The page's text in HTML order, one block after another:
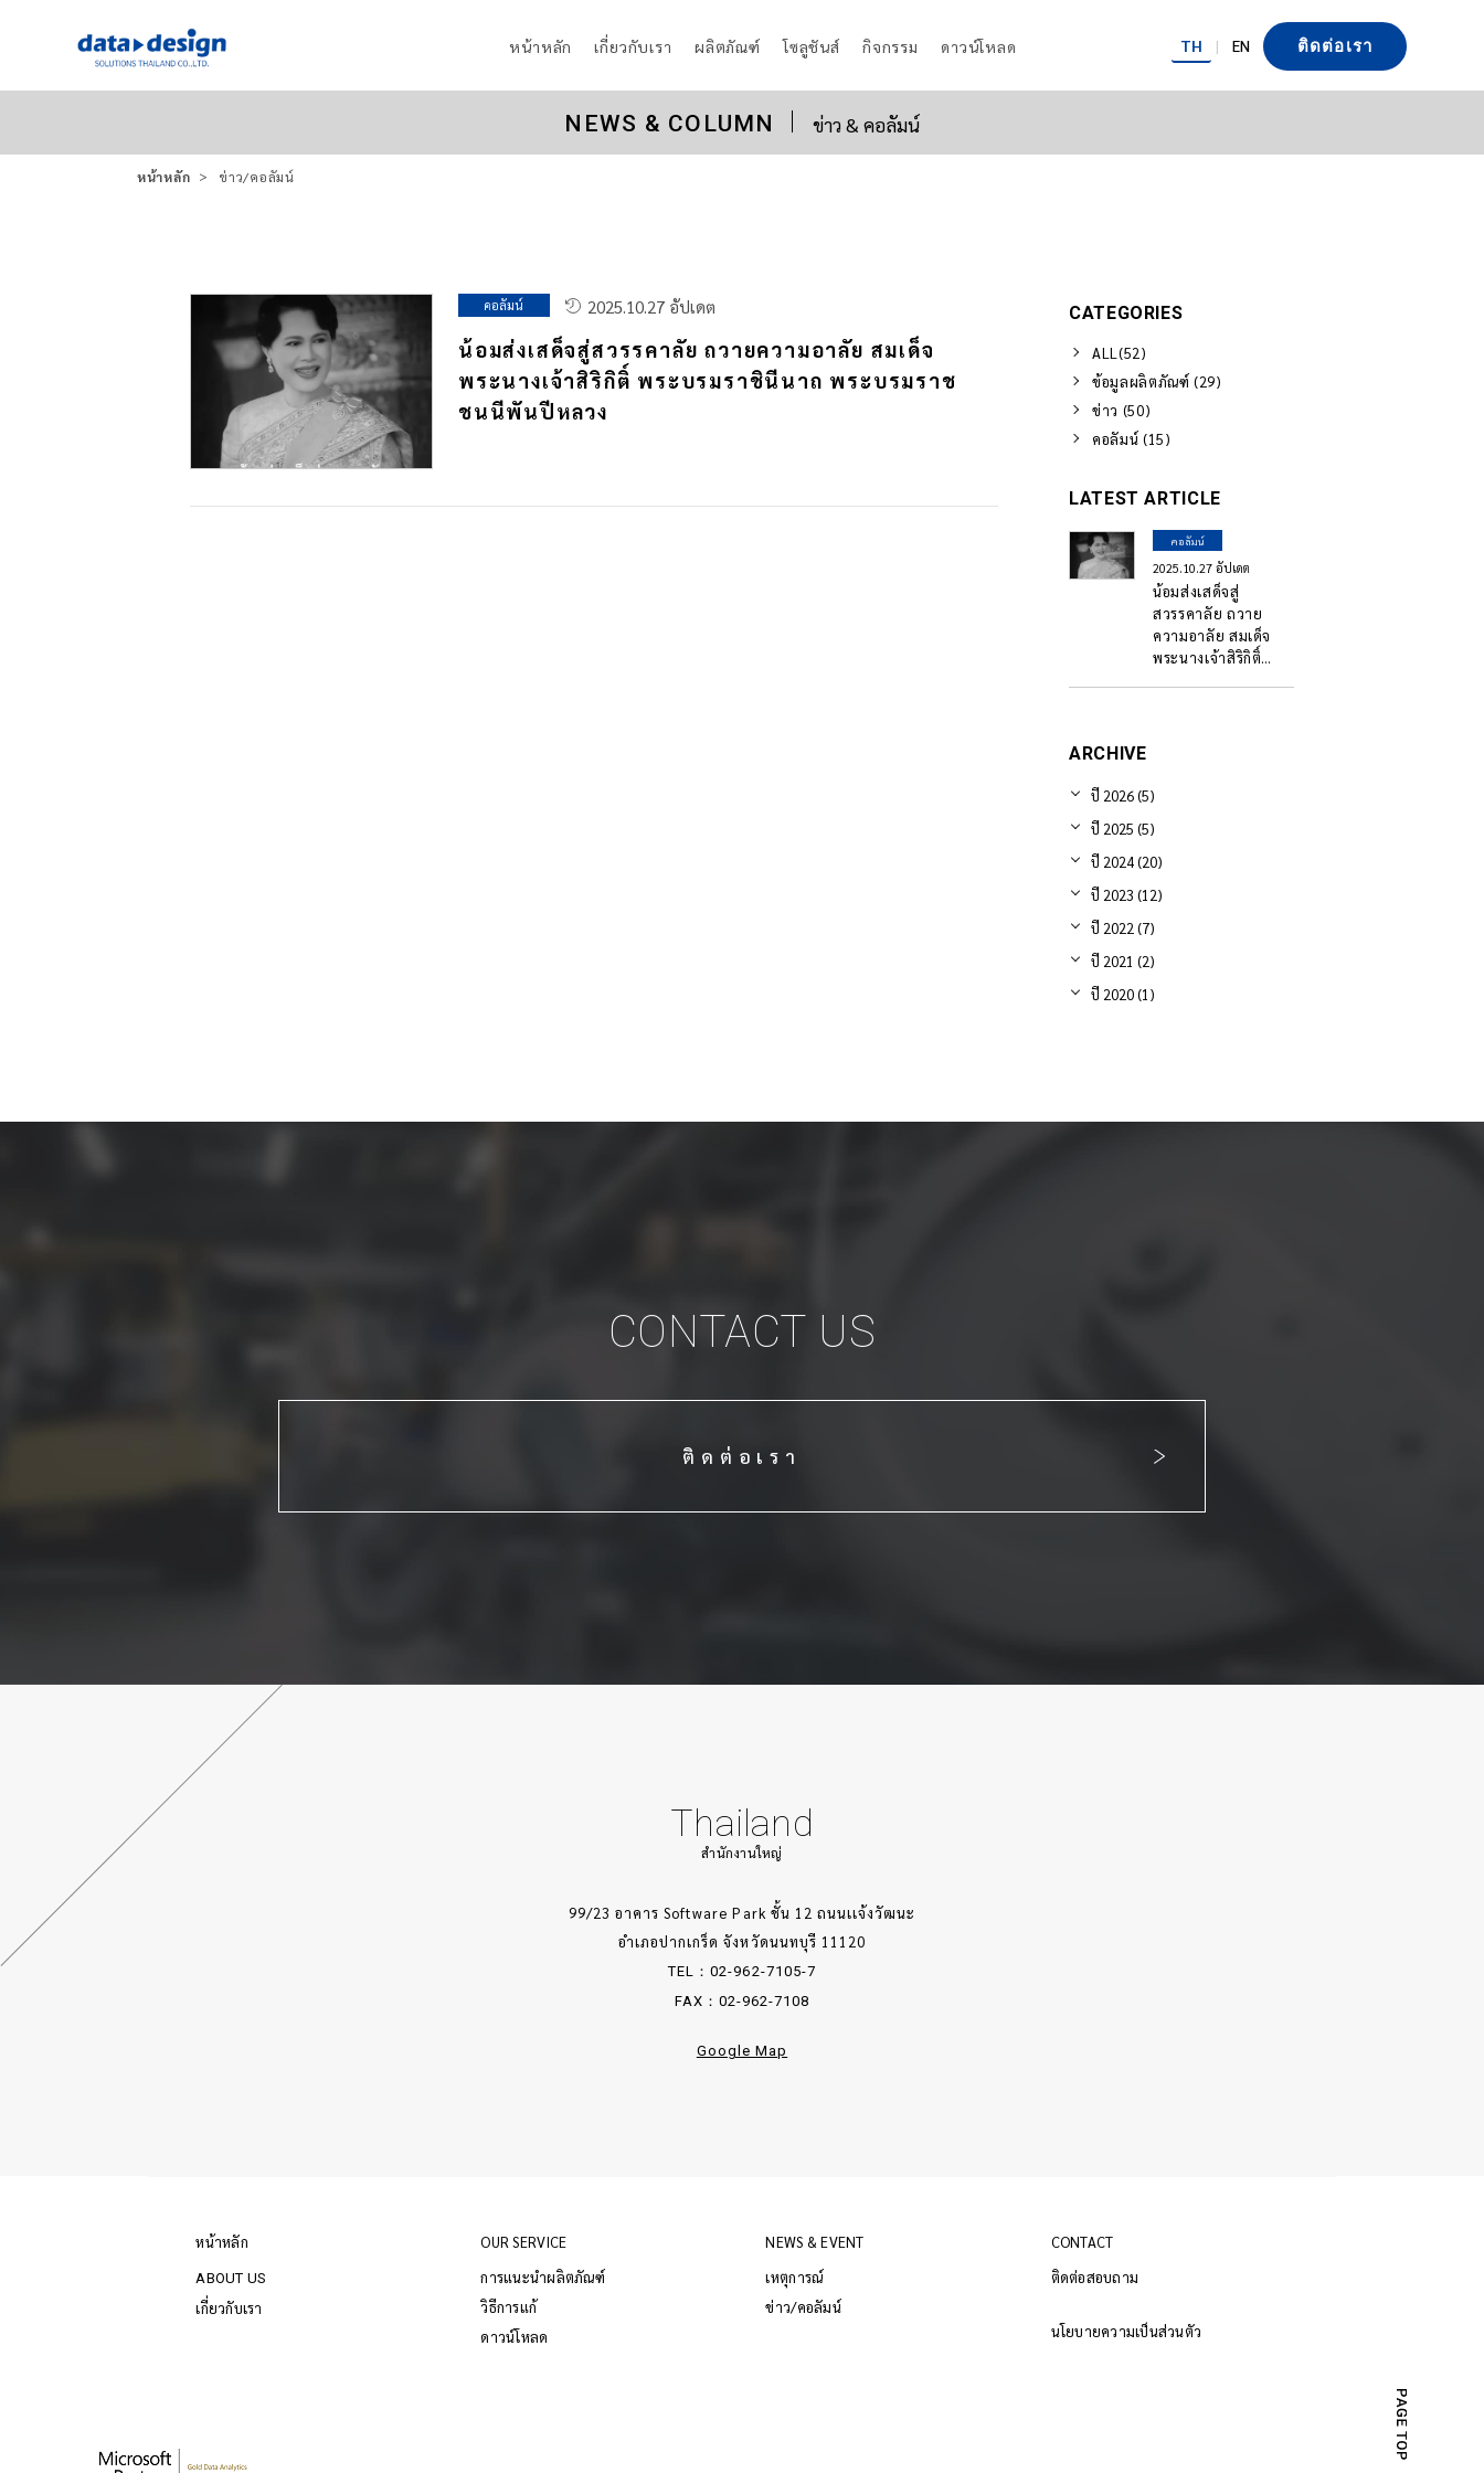
TH | EN ติดต่อเรา
หน้าหลัก เกี่ยวกับเรา ผลิตภัณฑ์ โซลูชันส์ กิจกรรม ดาวน์โหลด
NEWS & COLUMN ข่าว & คอลัมน์
หน้าหลัก ข่าว/คอลัมน์
คอลัมน์ 2025.10.27 อัปเดต
น้อมส่งเสด็จสู่สวรรคาลัย ถวายความอาลัย สมเด็จ
พระนางเจ้าสิริกิติ์ พระบรมราชินีนาถ พระบรมราช
ชนนีพันปีหลวง
CATEGORIES
ALL(52)
ข้อมูลผลิตภัณฑ์ (29)
ข่าว (50)
คอลัมน์ (15)
LATEST ARTICLE
คอลัมน์
2025.10.27 อัปเดต
น้อมส่งเสด็จสู่
สวรรคาลัย ถวาย
ความอาลัย สมเด็จ
พระนางเจ้าสิริกิติ์
ARCHIVE
ปี 2026 (5)
ปี 2025 (5)
ปี 2024 (20)
ปี 2023 (12)
ปี 2022 (7)
ปี 2021 (2)
ปี 2020 (1)
CONTACT US
ติดต่อเรา
Thailand
สำนักงานใหญ่
99/23 อาคาร Software Park ชั้น 12 ถนนเเจ้งวัฒนะ
อำเภอปากเกร็ด จังหวัดนนทบุรี 11120
TEL：02-962-7105-7
FAX：02-962-7108
Google Map
หน้าหลัก
ABOUT US
เกี่ยวกับเรา
OUR SERVICE
การแนะนำผลิตภัณฑ์
วิธีการแก้
ดาวน์โหลด
NEWS & EVENT
เหตุการณ์
ข่าว/คอลัมน์
CONTACT
ติดต่อสอบถาม
นโยบายความเป็นส่วนตัว